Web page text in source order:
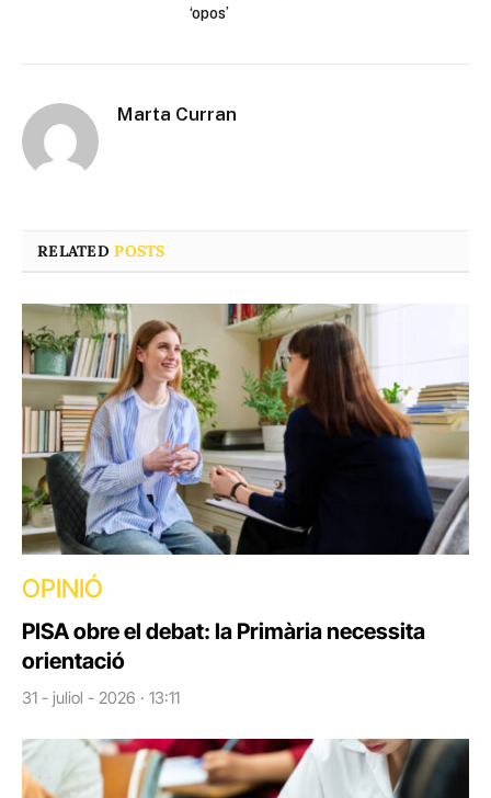
‘opos’
Marta Curran
RELATEDPOSTS
OPINIÓ
PISA obre el debat: la Primària necessita
orientació
31 - juliol - 2026 · 13:11